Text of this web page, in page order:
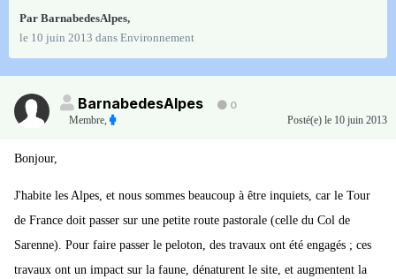
Par BarnabedesAlpes,
le 10 juin 2013 dans Environnement
BarnabedesAlpes
0
Membre, Posté(e) le 10 juin 2013
Bonjour,
J'habite les Alpes, et nous sommes beaucoup à être inquiets, car le Tour
de France doit passer sur une petite route pastorale (celle du Col de
Sarenne). Pour faire passer le peloton, des travaux ont été engagés ; ces
travaux ont un impact sur la faune, dénaturent le site, et augmentent la